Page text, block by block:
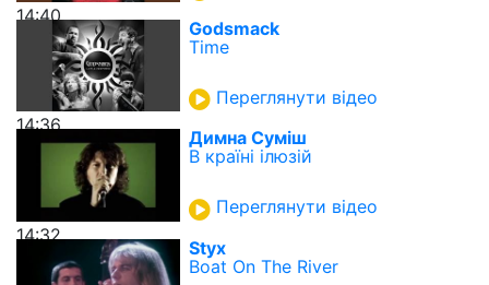
14:40
14:36
Godsmack
Time
Переглянути відео
14:32
Димна Суміш
В країні ілюзій
Переглянути відео
Styx
Boat On The River